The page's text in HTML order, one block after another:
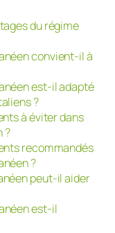
du régime
convient-il à
est-il adapté
?
à éviter dans
?
recommandés
?
peut-il aider
est-il